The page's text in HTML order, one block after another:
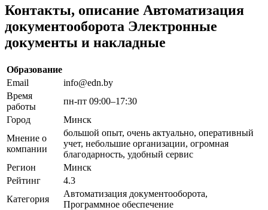
Контакты, описание Автоматизация
документооборота Электронные
документы и накладные
Образование
Email
info@edn.by
Время
работы
пн-пт 09:00–17:30
Город
Минск
Мнение о
компании
большой опыт, очень актуально, оперативный
учет, небольшие организации, огромная
благодарность, удобный сервис
Регион
Минск
Рейтинг
4.3
Категория
Автоматизация документооборота,
Программное обеспечение